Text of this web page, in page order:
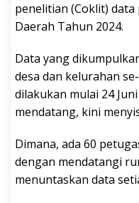
penelitian (Coklit) data
Daerah Tahun 2024.
Data yang
desa dan kelurahan
dilakukan mulai 24
mendatang, kini
Dimana, ada 60
dengan mendatangi
menuntaskan data